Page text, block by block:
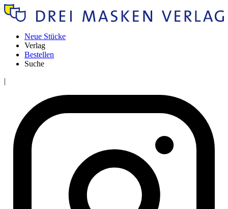
Neue Stücke
Verlag
Bestellen
Suche
|